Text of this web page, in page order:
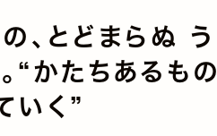
、とどまらぬ う
“かたちあるもの
いく”